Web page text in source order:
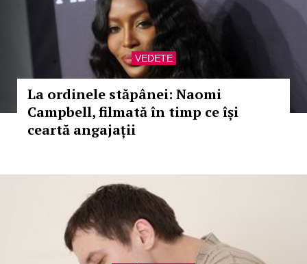
VEDETE
La ordinele stăpânei: Naomi
Campbell, filmată în timp ce își
ceartă angajații